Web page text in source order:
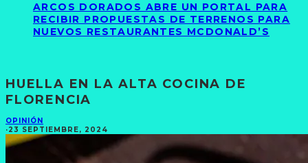
ARCOS DORADOS ABRE UN PORTAL PARA
RECIBIR PROPUESTAS DE TERRENOS PARA
NUEVOS RESTAURANTES MCDONALD’S
HUELLA EN LA ALTA COCINA DE
FLORENCIA
OPINIÓN
·23 SEPTIEMBRE, 2024